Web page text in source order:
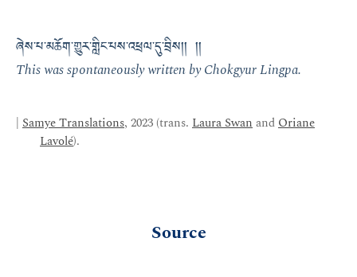
ཞེས་པ་མཆོག་གྱུར་གླིང་པས་འཕྲལ་དུ་བྲིས།། །།
This was spontaneously written by Chokgyur Lingpa.
| Samye Translations, 2023 (trans. Laura SwanandOriane
Lavolé).
Source